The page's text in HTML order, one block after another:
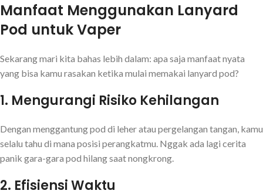
Manfaat Menggunakan Lanyard
Pod untuk Vaper
Sekarang mari kita bahas lebih dalam: apa saja manfaat nyata
yang bisa kamu rasakan ketika mulai memakai lanyard pod?
1. Mengurangi Risiko Kehilangan
Dengan menggantung pod di leher atau pergelangan tangan, kamu
selalu tahu di mana posisi perangkatmu. Nggak ada lagi cerita
panik gara-gara pod hilang saat nongkrong.
2. Efisiensi Waktu